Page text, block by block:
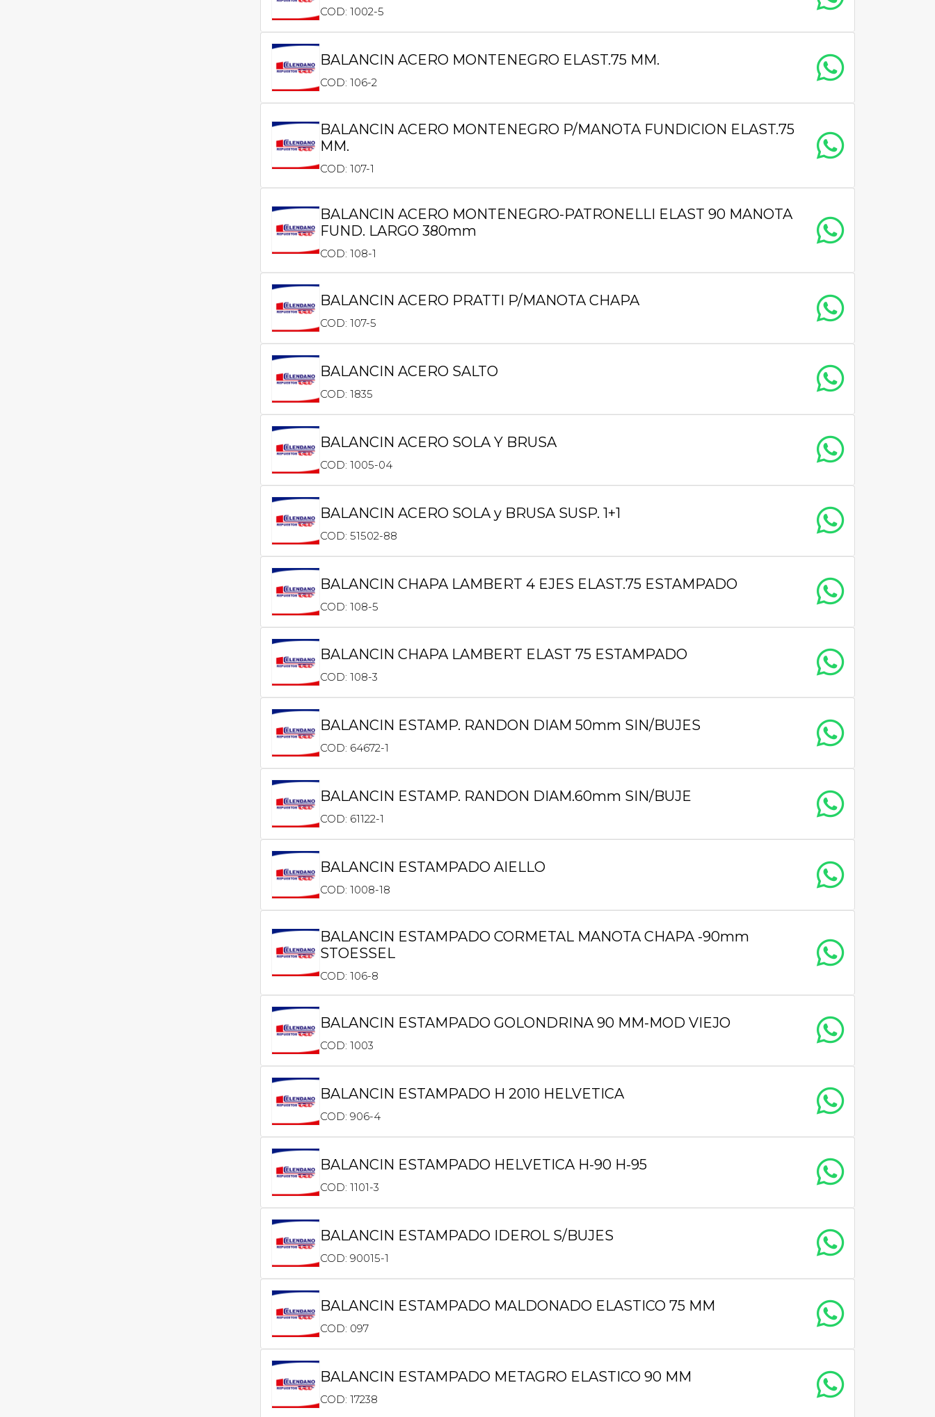
COD: 1002-5
BALANCIN ACERO MONTENEGRO ELAST.75 MM.
COD: 106-2
BALANCIN ACERO MONTENEGRO P/MANOTA FUNDICION ELAST.75
MM.
COD: 107-1
BALANCIN ACERO MONTENEGRO-PATRONELLI ELAST 90 MANOTA
FUND. LARGO 380mm
COD: 108-1
BALANCIN ACERO PRATTI P/MANOTA CHAPA
COD: 107-5
BALANCIN ACERO SALTO
COD: 1835
BALANCIN ACERO SOLA Y BRUSA
COD: 1005-04
BALANCIN ACERO SOLA y BRUSA SUSP. 1+1
COD: 51502-88
BALANCIN CHAPA LAMBERT 4 EJES ELAST.75 ESTAMPADO
COD: 108-5
BALANCIN CHAPA LAMBERT ELAST 75 ESTAMPADO
COD: 108-3
BALANCIN ESTAMP. RANDON DIAM 50mm SIN/BUJES
COD: 64672-1
BALANCIN ESTAMP. RANDON DIAM.60mm SIN/BUJE
COD: 61122-1
BALANCIN ESTAMPADO AIELLO
COD: 1008-18
BALANCIN ESTAMPADO CORMETAL MANOTA CHAPA -90mm
STOESSEL
COD: 106-8
BALANCIN ESTAMPADO GOLONDRINA 90 MM-MOD VIEJO
COD: 1003
BALANCIN ESTAMPADO H 2010 HELVETICA
COD: 906-4
BALANCIN ESTAMPADO HELVETICA H-90 H-95
COD: 1101-3
BALANCIN ESTAMPADO IDEROL S/BUJES
COD: 90015-1
BALANCIN ESTAMPADO MALDONADO ELASTICO 75 MM
COD: 097
BALANCIN ESTAMPADO METAGRO ELASTICO 90 MM
COD: 17238